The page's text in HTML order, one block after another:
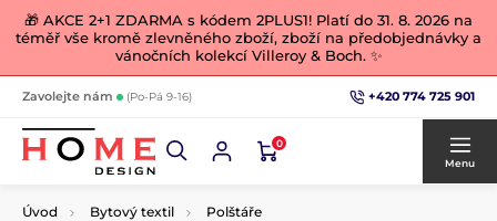
🎁 AKCE 2+1 ZDARMA s kódem 2PLUS1! Platí do 31. 8. 2026 na
téměř vše kromě zlevněného zboží, zboží na předobjednávky a
vánočních kolekcí Villeroy & Boch. ✨
Zavolejte nám (Po-Pá 9-16) +420 774 725 901
0
Menu
Úvod Bytový textil Polštáře